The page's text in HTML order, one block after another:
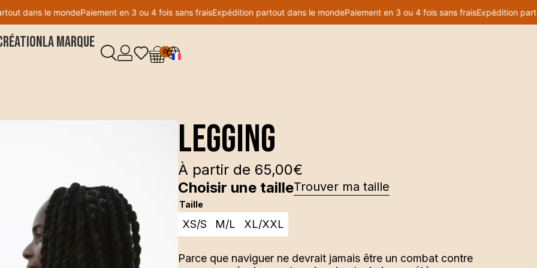
dans le mondePaiement en 3 ou 4 fois sans fraisExpédition partout dans le mondePaiement en 3 ou 4 fois sans fraisExpédition partout
La Marque
0
Legging
À partir de 65,00€
Choisir une tailleTrouver ma taille
Taille
XS/S M/L XL/XXL
Parce que naviguer ne devrait jamais être un combat contre